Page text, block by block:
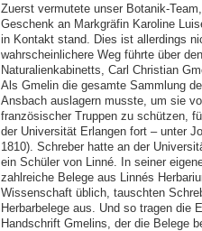
Zuerst vermutete unser Botanik-
Geschenk an Markgräfin Karoline
in Kontakt stand. Dies ist allerdings
wahrscheinlichere Weg führte über
Naturalienkabinetts, Carl Christian
Als Gmelin die gesamte Sammlung
Ansbach auslagern musste, um sie
französischer Truppen zu schützen,
der Universität Erlangen fort – unter
1810). Schreber hatte an der
ein Schüler von Linné. In seiner
zahlreiche Belege aus Linnés
Wissenschaft üblich, tauschten
Herbarbelege aus. Und so tragen die
Handschrift Gmelins, der die Belege